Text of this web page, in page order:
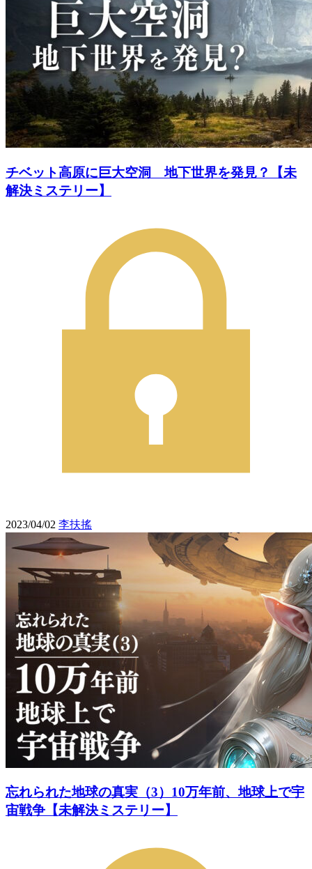
チベット高原に巨大空洞 地下世界を発見？【未
解決ミステリー】
2023/04/02 李扶搖
忘れられた地球の真実（3）10万年前、地球上で宇
宙戦争【未解決ミステリー】